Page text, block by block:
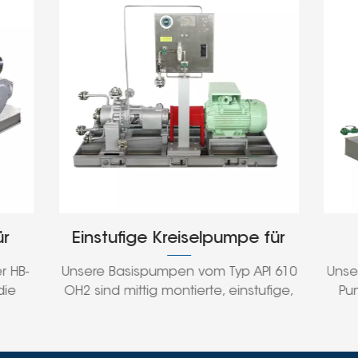
für
Serie
610
API 610
einstufige,
Motor
Hochleistungs-
Kreiselprozesspumpen der
Serie BB2 gemäß API 610
Unsere standardmäßigen einstufigen
Pumpen vom Typ API 610 BB2 sind
Konstruktion mit Lagern zwischen